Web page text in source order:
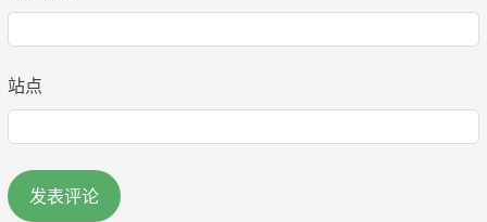
站点